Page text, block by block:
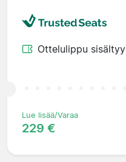
Ottelulippu sisältyy
Lue lisää/Varaa
229 €